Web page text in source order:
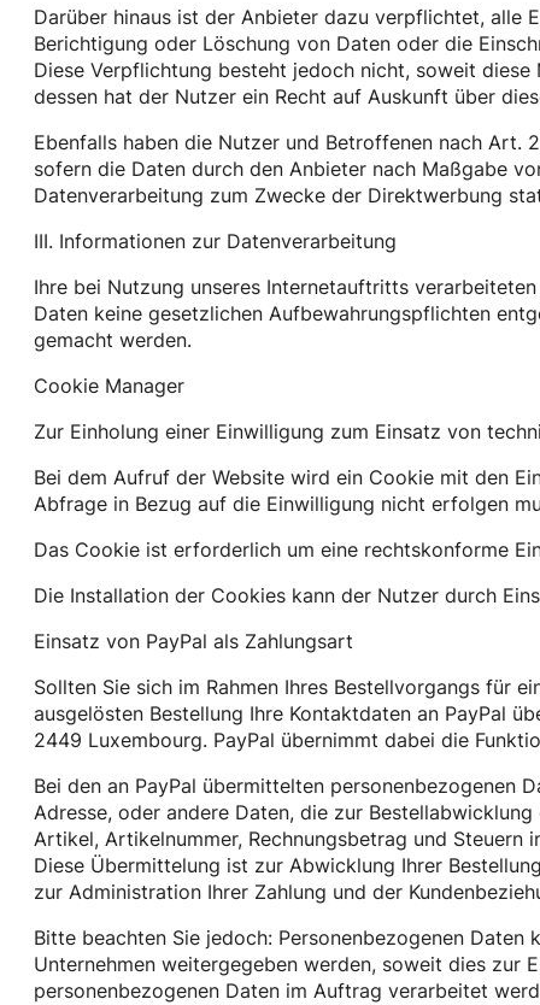
Darüber hinaus ist der Anbieter dazu verpflichtet, alle
Berichtigung oder Löschung von Daten oder die
Diese Verpflichtung besteht jedoch nicht, soweit
dessen hat der Nutzer ein Recht auf Auskunft über
Ebenfalls haben die Nutzer und Betroffenen nach Art.
sofern die Daten durch den Anbieter nach Maßgabe
Datenverarbeitung zum Zwecke der Direktwerbung
III. Informationen zur Datenverarbeitung
Ihre bei Nutzung unseres Internetauftritts
Daten keine gesetzlichen Aufbewahrungspflichten
gemacht werden.
Cookie Manager
Zur Einholung einer Einwilligung zum Einsatz von
Bei dem Aufruf der Website wird ein Cookie mit den
Abfrage in Bezug auf die Einwilligung nicht erfolgen
Das Cookie ist erforderlich um eine rechtskonforme
Die Installation der Cookies kann der Nutzer durch
Einsatz von PayPal als Zahlungsart
Sollten Sie sich im Rahmen Ihres Bestellvorgangs für
ausgelösten Bestellung Ihre Kontaktdaten an PayPal
2449 Luxembourg. PayPal übernimmt dabei die
Bei den an PayPal übermittelten personenbezogenen
Adresse, oder andere Daten, die zur
Artikel, Artikelnummer, Rechnungsbetrag und Steuern
Diese Übermittelung ist zur Abwicklung Ihrer
zur Administration Ihrer Zahlung und der
Bitte beachten Sie jedoch: Personenbezogenen Daten
Unternehmen weitergegeben werden, soweit dies
personenbezogenen Daten im Auftrag verarbeitet